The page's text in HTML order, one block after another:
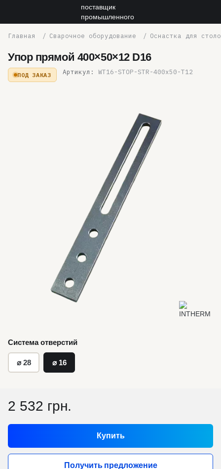
Сварочное оборудование Оснастка для
Упор прямой 400×50×12 D16
ПОД ЗАКАЗ Артикул: WT16-STOP-STR-400x50-T12
Система отверстий
⌀ 28 ⌀ 16
2 532 грн.
Купить
Получить предложение